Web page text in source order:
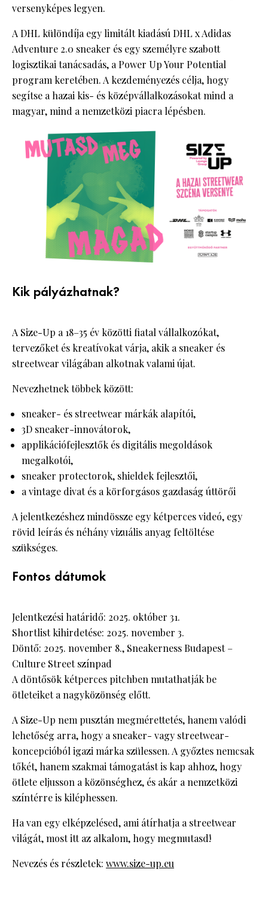
versenyképes legyen.
A DHL különdíja egy limitált kiadású DHL x Adidas
Adventure 2.0 sneaker és egy személyre szabott
logisztikai tanácsadás, a Power Up Your Potential
program keretében. A kezdeményezés célja, hogy
segítse a hazai kis- és középvállalkozásokat mind a
magyar, mind a nemzetközi piacra lépésben.
Kik pályázhatnak?
A Size-Up a 18–35 év közötti fiatal vállalkozókat,
tervezőket és kreatívokat várja, akik a sneaker és
streetwear világában alkotnak valami újat.
Nevezhetnek többek között:
sneaker- és streetwear márkák alapítói,
3D sneaker-innovátorok,
applikációfejlesztők és digitális megoldások
megalkotói,
sneaker protectorok, shieldek fejlesztői,
a vintage divat és a körforgásos gazdaság úttörői
A jelentkezéshez mindössze egy kétperces videó, egy
rövid leírás és néhány vizuális anyag feltöltése
szükséges.
Fontos dátumok
Jelentkezési határidő: 2025. október 31.
Shortlist kihirdetése: 2025. november 3.
Döntő: 2025. november 8., Sneakerness Budapest –
Culture Street színpad
A döntősök kétperces pitchben mutathatják be
ötleteiket a nagyközönség előtt.
A Size-Up nem pusztán megmérettetés, hanem valódi
lehetőség arra, hogy a sneaker- vagy streetwear-
koncepcióból igazi márka szülessen. A győztes nemcsak
tőkét, hanem szakmai támogatást is kap ahhoz, hogy
ötlete eljusson a közönséghez, és akár a nemzetközi
színtérre is kiléphessen.
Ha van egy elképzelésed, ami átírhatja a streetwear
világát, most itt az alkalom, hogy megmutasd!
Nevezés és részletek: www.size-up.eu